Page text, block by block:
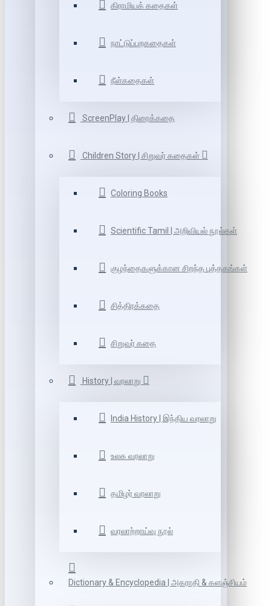
கிராமியக் கதைகள்
நாட்டுப்புறகதைகள்
நீள்கதைகள்
ScreenPlay | திரைக்கதை
Children Story | சிறுவர் கதைகள்
Coloring Books
Scientific Tamil | அறிவியல் நூல்கள்
குழந்தைகளுக்கான சிறந்த புத்தகங்கள்
சித்திரக்கதை
சிறுவர் கதை
History | வரலாறு
India History | இந்திய வரலாறு
உலக வரலாறு
தமிழர் வரலாறு
வரலாற்றாய்வு நூல்
Dictionary & Encyclopedia | அகராதி & களஞ்சியம்